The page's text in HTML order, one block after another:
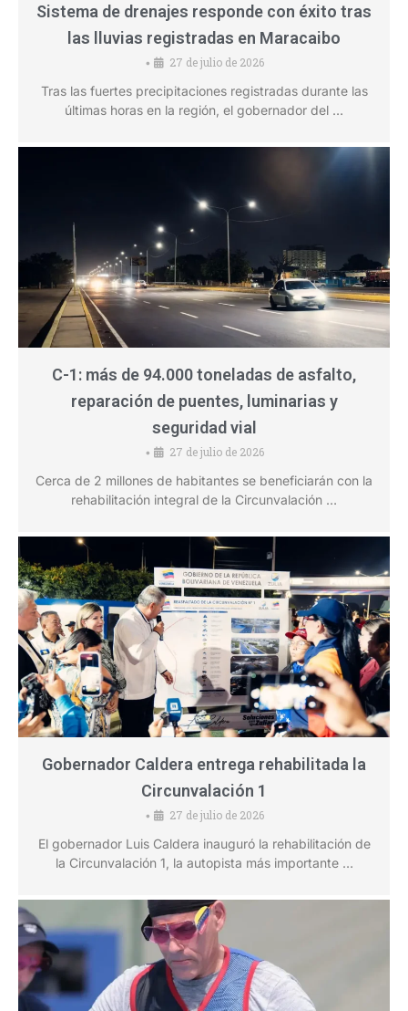
Sistema de drenajes responde con éxito tras
las lluvias registradas en Maracaibo
• 27 de julio de 2026
Tras las fuertes precipitaciones registradas durante las
últimas horas en la región, el gobernador del …
C-1: más de 94.000 toneladas de asfalto,
reparación de puentes, luminarias y
seguridad vial
• 27 de julio de 2026
Cerca de 2 millones de habitantes se beneficiarán con la
rehabilitación integral de la Circunvalación …
Gobernador Caldera entrega rehabilitada la
Circunvalación 1
• 27 de julio de 2026
El gobernador Luis Caldera inauguró la rehabilitación de
la Circunvalación 1, la autopista más importante …